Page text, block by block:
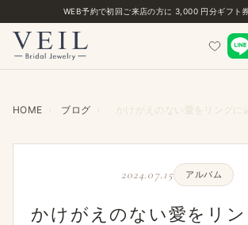
WEB予約で初回ご来店の方に 3,000 円分ギフト
HOME › ブログ › かけがえのない愛をリングに
2024.07.15 アルバム
かけがえのない愛をリ